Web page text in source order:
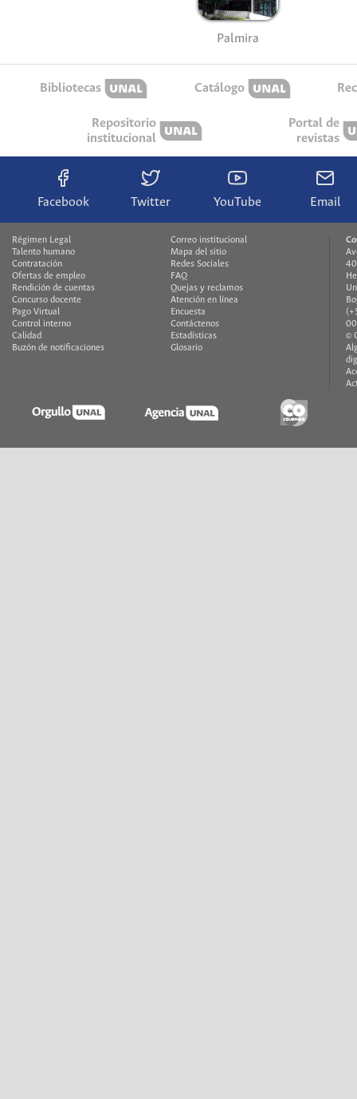
Palmira
Bibliotecas Catálogo
Repositorio
institucional
Portal de
revistas
Facebook Twitter YouTube Email
Régimen Legal
Talento humano
Contratación
Ofertas de empleo
Rendición de cuentas
Concurso docente
Pago Virtual
Control interno
Calidad
Buzón de notificaciones
Correo institucional
Mapa del sitio
Redes Sociales
FAQ
Quejas y reclamos
Atención en línea
Encuesta
Contáctenos
Estadísticas
Glosario
©